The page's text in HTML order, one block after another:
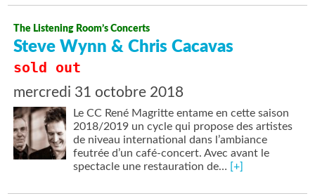
The Listening Room’s Concerts
Steve Wynn & Chris Cacavas
sold out
mercredi 31 octobre 2018
Le CC René Magritte entame en cette saison
2018/2019 un cycle qui propose des artistes
de niveau international dans l’ambiance
feutrée d’un café-concert. Avec avant le
spectacle une restauration de… [+]